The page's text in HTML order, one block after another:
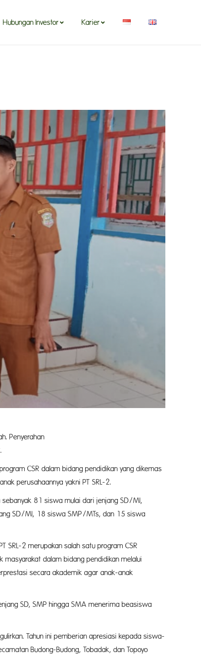
Hubungan Investor Karier
Penyerahan
CSR dalam bidang pendidikan yang dikemas
perusahaannya yakni PT SRL-2.
81 siswa mulai dari jenjang SD/MI,
SD/MI, 18 siswa SMP/MTs, dan 15 siswa
SRL-2 merupakan salah satu program CSR
masyarakat dalam bidang pendidikan melalui
secara akademik agar anak-anak
SD, SMP hingga SMA menerima beasiswa
Tahun ini pemberian apresiasi kepada siswa-
Budong-Budong, Tobadak, dan Topoyo